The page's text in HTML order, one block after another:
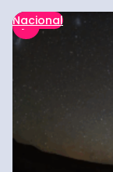
Nacional